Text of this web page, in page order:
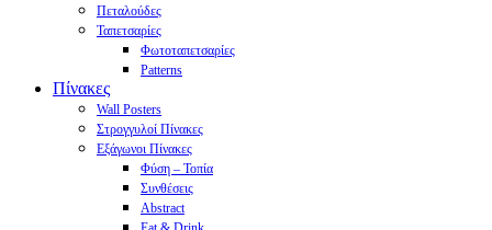
Πεταλούδες
Ταπετσαρίες
Φωτοταπετσαρίες
Patterns
Πίνακες
Wall Posters
Στρογγυλοί Πίνακες
Εξάγωνοι Πίνακες
Φύση – Τοπία
Συνθέσεις
Abstract